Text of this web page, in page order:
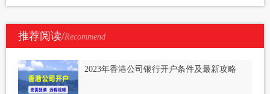
推荐阅读/Recommend
2023年香港公司银行开户条件及最新攻略